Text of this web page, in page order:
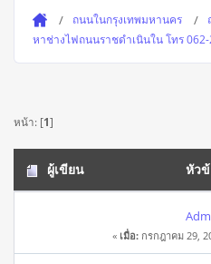
ถนนในกรุงเทพมหานคร
หาช่างไฟถนนราชดำเนินใน โทร
หน้า: [1]
ผู้เขียน หัว
โทร 062-2561465 งานดี มีรับปร
« เมื่อ: กรกฎาคม 29,